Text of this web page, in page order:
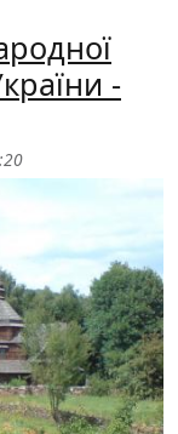
-